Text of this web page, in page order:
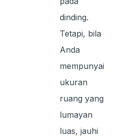
dinding.
Tetapi, bila
Anda
mempunyai
ukuran
ruang yang
lumayan
luas, jauhi